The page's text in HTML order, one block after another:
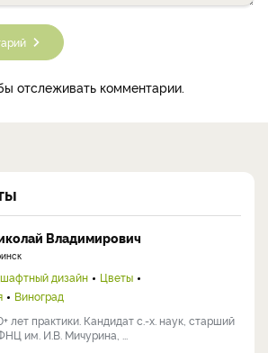
отслеживать комментарии.
Владимирович
дизайн
Цветы
Виноград
лет практики. Кандидат с.-х. наук, старший
им. И.В. Мичурина, ...